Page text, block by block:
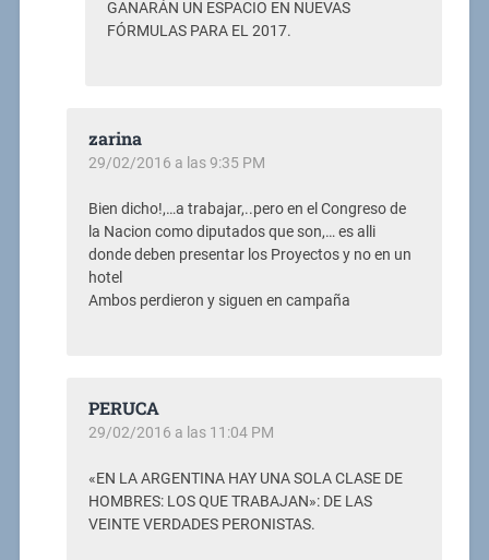
GANARÁN UN ESPACIO EN NUEVAS
FÓRMULAS PARA EL 2017.
zarina
29/02/2016 a las 9:35 PM
Bien dicho!,…a trabajar,..pero en el Congreso de
la Nacion como diputados que son,… es alli
donde deben presentar los Proyectos y no en un
hotel
Ambos perdieron y siguen en campaña
PERUCA
29/02/2016 a las 11:04 PM
«EN LA ARGENTINA HAY UNA SOLA CLASE DE
HOMBRES: LOS QUE TRABAJAN»: DE LAS
VEINTE VERDADES PERONISTAS.